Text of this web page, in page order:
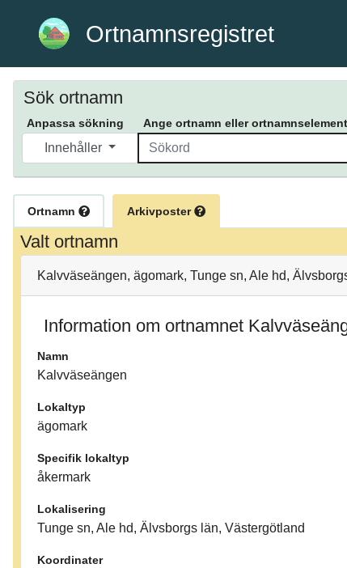
Ortnamnsregistret
Sök ortnamn
Anpassa sökning Ange ortnamn eller ortnamnselement
Innehåller
Ortnamn Arkivposter
Valt ortnamn
Kalvväseängen, ägomark, Tunge sn, Ale hd,
Information om ortnamnet
Namn
Kalvväseängen
Lokaltyp
ägomark
Specifik lokaltyp
åkermark
Lokalisering
Tunge sn, Ale hd, Älvsborgs län, Västergötland
Koordinater